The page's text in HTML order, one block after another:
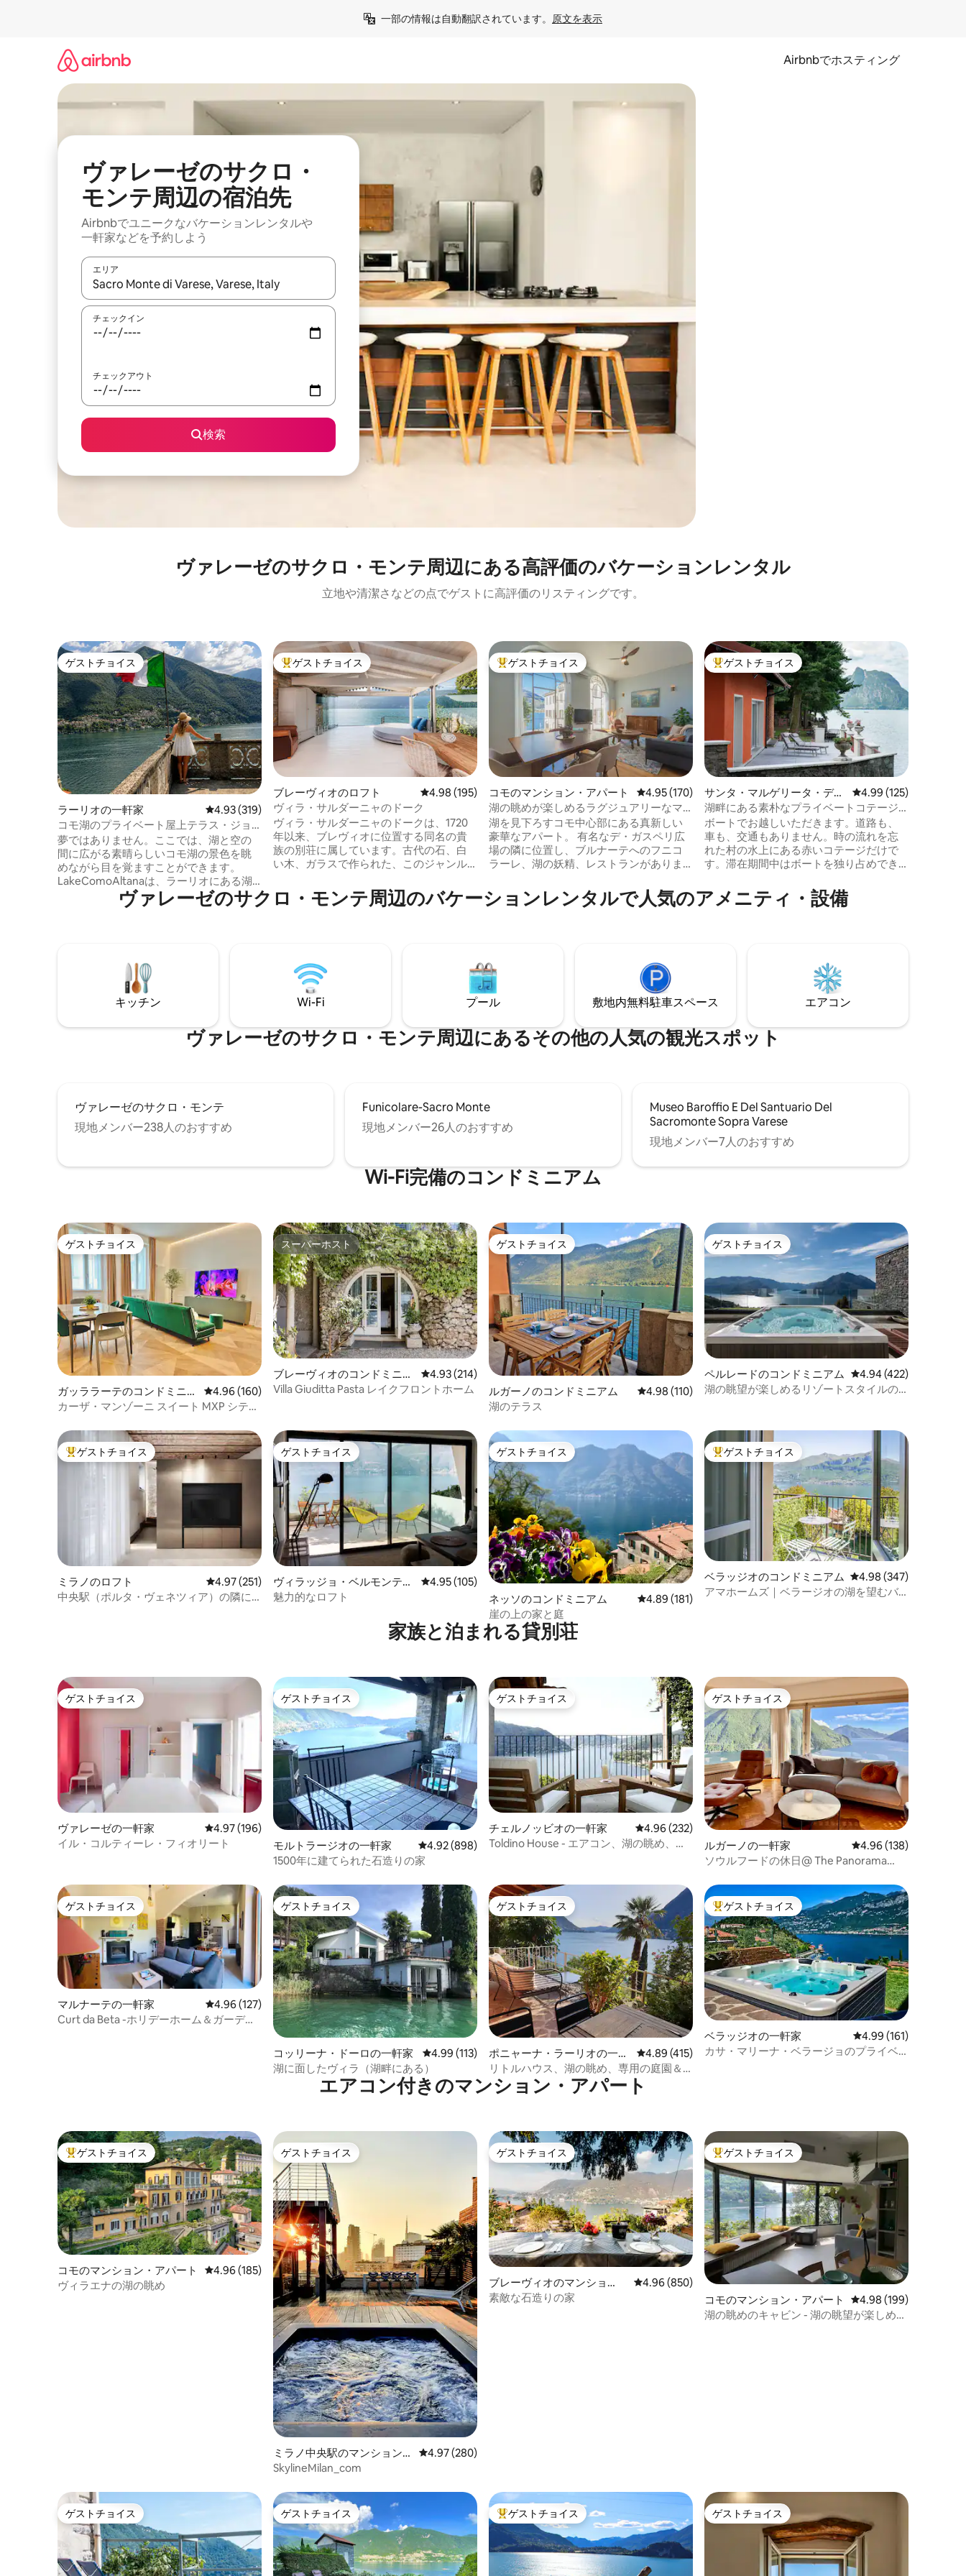
一部の情報は自動翻訳されています。 原文を表示
Airbnbでホスティング
ヴァレーゼのサクロ・
モンテ⁠周⁠辺⁠の宿⁠泊⁠先
Airbnbでユニークなバ⁠ケ⁠ー⁠シ⁠ョ⁠ンレ⁠ン⁠タ⁠ルや
一⁠軒⁠家な⁠ど⁠を予⁠約⁠し⁠よ⁠う
エリア
検索結果が表示されたら、上下の矢印キーを使って移動するか、画面をタッチまたはスワイプして検索結果を確認することができます。
チェックイン
チェックアウト
検索
ヴァレーゼのサクロ・モンテ⁠周⁠辺⁠に⁠あ⁠る高⁠評⁠価⁠のバ⁠ケ⁠ー⁠シ⁠ョ⁠ン⁠レ⁠ン⁠タ⁠ル
立地や清潔さなどの点でゲストに高評価のリスティングです。
ゲストチョイス
ゲストチョイス
ラーリオの一軒家 レビュー319件、5つ星中4.93つ星の平均評価
4.93 (319)
コモ湖のプライベート屋上テラス・ジョ
ージ・クルーニーのラグリオ
夢ではありません。ここでは、湖と空の
間に広がる素晴らしいコモ湖の景色を眺
めながら目を覚ますことができます。
LakeComoAltanaは、ラーリオにある湖
の景色が楽しめるユニークな400年の歴史
を誇る宿泊施設です。ジョージ・クルー
す。 歴史とデザインが融合し、息をのむ
ような景色、温かく居心地の良いインテ
リア、モダンな快適さを備えています。
湖畔の散歩道や素晴らしいレストランか
らも徒歩圏内です。 コモ湖の静かな、象
徴的な滞在を求めるカップルや家族連れ
大好評のゲストチョイスです。
ゲストチョイス
ブレーヴィオのロフト レビュー195件、5つ星中4.98つ星の平均評価
4.98 (195)
ヴィラ・サルダーニャのドーク
ヴィラ・サルダーニャのドークは、1720
年以来、ブレヴィオに位置する同名の貴
族の別荘に属しています。古代の石、白
い木、ガラスで作られた、このジャンル
ンド・ホテル・ヴィラ・デステを含む、
ラリアーノ湖畔の歴史的な貴族の別荘が
より、朝食、昼食、夕食のサービス、ボ
ートレンタル、タクシーボートリムジン
をご利用いただけます。
大好評のゲストチョイスです。
ゲストチョイス
コモのマンション・アパート レビュー170件、5つ星中4.95つ星の平均評価
4.95 (170)
湖の眺めが楽しめるラグジュアリーなマ
ンション・アパート
湖を見下ろすコモ中心部にある真新しい
豪華なアパート。 有名なデ・ガスペリ広
場の隣に位置し、ブルナーテへのフニコ
ラーレ、湖の妖精、レストランがありま
は2階にあり、エレベーターで直接アパー
トにアクセスできます。 ダブルベッドを
シャワー付きのバスルーム。 湖の景色な
がらリラックスして、コモのイタリアの
権威あるライフスタイルを体験してくだ
さい。
大好評のゲストチョイスです。
ゲストチョイス
サンタ・マルゲリータ・デ
ィ・スタッフォラのコテージ
レビュー125件、5つ
4.99 (125)
湖畔にある素朴なプライベートコテージ
（ボート付き）
ボートでお越しいただきます。道路も、
車も、交通もありません。時の流れを忘
れた村の水上にある赤いコテージだけで
す。滞在期間中はボートを独り占めでき
室、暖炉、湖を見下ろす屋根付きテラ
ス、薪を燃やすピザオーブンとバーベキ
ましたら、メッセージでお知らせくださ
い。ここはリゾートではありません。
湖、専用ボート、そしてご自身のペース
です。
ヴァレーゼのサクロ・モンテ⁠周⁠辺⁠のバ⁠ケ⁠ー⁠シ⁠ョ⁠ン⁠レ⁠ン⁠タ⁠ル⁠で人⁠気⁠のア⁠メ⁠ニ⁠テ⁠ィ⁠・⁠設⁠備
キッチン Wi-Fi プール 敷地内無料駐⁠車ス⁠ペ⁠ー⁠ス エアコン
ヴァレーゼのサクロ・モンテ⁠周⁠辺⁠に⁠あ⁠るそ⁠の⁠他⁠の人⁠気⁠の観⁠光⁠ス⁠ポ⁠ッ⁠ト
ヴァレーゼのサクロ・モンテ
現地メンバー238人のおすすめ
Funicolare-Sacro Monte
現地メンバー26人のおすすめ
Museo Baroffio E Del Santuario Del
Sacromonte Sopra Varese
現地メンバー7人のおすすめ
Wi-Fi完備のコンドミニアム
ゲストチョイス
ゲストチョイス
ガッララーテのコンドミニア
ム
レビュー160件、5つ星中4.96つ星の平均評価
4.96 (160)
カーザ・マンゾーニ スイート MXP シティ
スーパーホスト
スーパーホスト
ブレーヴィオのコンドミニア
ム
レビュー214件、5つ星中4.93つ星の平均評価
4.93 (214)
Villa Giuditta Pasta レイクフロントホーム
ゲストチョイス
ゲストチョイス
ルガーノのコンドミニアム レビュー110件、5つ星中4.98つ星の平均評価
4.98 (110)
湖のテラス
ゲストチョイス
ゲストチョイス
ペルレードのコンドミニアム レビュー422件、5つ
4.94 (422)
湖の眺望が楽しめるリゾートスタイルの
大好評のゲストチョイスです。
ゲストチョイス
ミラノのロフト レビュー251件、5つ星中4.97つ星の平均評価
4.97 (251)
中央駅（ポルタ・ヴェネツィア）の隣に
ゲストチョイス
ゲストチョイス
ヴィラッジョ・ベルモンテの
コンドミニアム
レビュー105件、5つ星中4.95つ星の平均評価
4.95 (105)
魅力的なロフト
ゲストチョイス
ゲストチョイス
ネッソのコンドミニアム レビュー181件、5つ星中4.89つ星の平均評価
4.89 (181)
崖の上の家と庭
大好評のゲストチョイスです。
ゲストチョイス
ベラッジオのコンドミニアム レビュー347件、5つ星
4.98 (347)
アマホームズ｜ベラージオの湖を望むバ
家族と泊まれる貸別荘
ゲストチョイス
ゲストチョイス
ヴァレーゼの一軒家 レビュー196件、5つ星中4.97つ星の平均評価
4.97 (196)
イル・コルティーレ・フィオリート
ゲストチョイス
ゲストチョイス
モルトラージオの一軒家 レビュー898件、5つ星中4.92つ星の平均評価
4.92 (898)
1500年に建てられた石造りの家
ゲストチョイス
ゲストチョイス
チェルノッビオの一軒家 レビュー232件、5つ星中4.96つ星の平均評価
4.96 (232)
Toldino House - エアコン、湖の眺め、環
ゲストチョイス
ゲストチョイス
ルガーノの一軒家 レビュー138件、5つ
4.96 (138)
ソウルフードの休日@ The Panorama
ゲストチョイス
ゲストチョイス
マルナーテの一軒家 レビュー127件、5つ星中4.96つ星の平均評価
4.96 (127)
Curt da Beta -ホリデーホーム＆ガーデン
ゲストチョイス
ゲストチョイス
コッリーナ・ドーロの一軒家 レビュー113件、5つ星中4.99つ星の平均評価
4.99 (113)
湖に面したヴィラ（湖畔にある）
ゲストチョイス
ゲストチョイス
ポニャーナ・ラーリオの一軒
家
レビュー415件、5つ星中4.89つ星の平均評価
4.89 (415)
リトルハウス、湖の眺め、専用の庭園＆
駐車場
大好評のゲストチョイスです。
ゲストチョイス
ベラッジオの一軒家 レビュー161件、5つ
4.99 (161)
カサ・マリーナ・ベラージョのプライベ
エアコン付きのマンション・アパート
大好評のゲストチョイスです。
ゲストチョイス
コモのマンション・アパート レビュー185件、5つ星中4.96つ星の平均評価
4.96 (185)
ヴィラエナの湖の眺め
ゲストチョイス
ゲストチョイス
ミラノ中央駅のマンション・
アパート
レビュー280件、5つ星中4.97つ星の平均評価
4.97 (280)
SkylineMilan_com
ゲストチョイス
ゲストチョイス
ブレーヴィオのマンショ
ン・アパート
レビュー850件、5つ星中4.96つ星の平均評価
4.96 (850)
素敵な石造りの家
大好評のゲストチョイスです。
ゲストチョイス
コモのマンション・アパート レビュー199件、5つ
4.98 (199)
湖の眺めのキャビン - 湖の眺望が楽しめる
ゲストチョイス
ゲストチョイス ゲストチョイス
ゲストチョイス 大好評のゲストチョイスです。
ゲストチョイス ゲストチョイス
ゲストチョイス